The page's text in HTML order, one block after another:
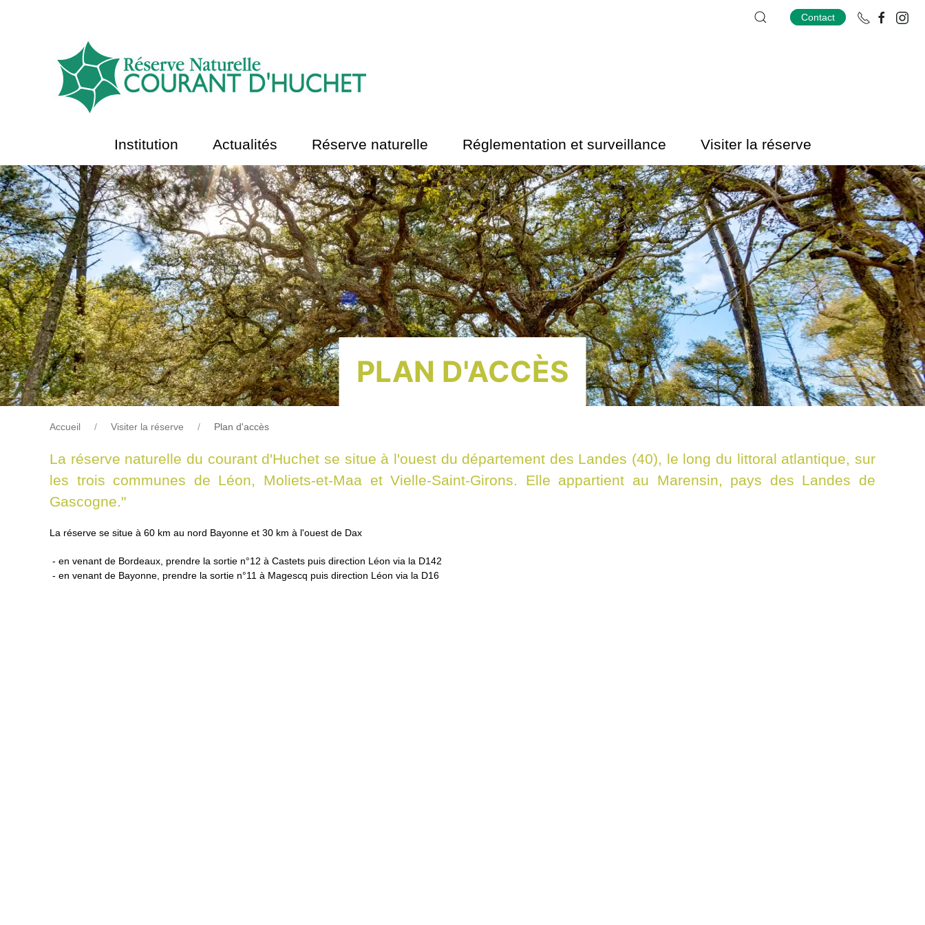
Contact
Institution Actualités Réserve naturelle Réglementation et surveillance Visiter la réserve
PLAN D'ACCÈS
Accueil Visiter la réserve Plan d'accès
La réserve naturelle du courant d'Huchet se situe à l'ouest du département des Landes (40), le long du littoral atlantique, sur
les trois communes de Léon, Moliets-et-Maa et Vielle-Saint-Girons. Elle appartient au Marensin, pays des Landes de
Gascogne."
La réserve se situe à 60 km au nord Bayonne et 30 km à l'ouest de Dax
- en venant de Bordeaux, prendre la sortie n°12 à Castets puis direction Léon via la D142
- en venant de Bayonne, prendre la sortie n°11 à Magescq puis direction Léon via la D16